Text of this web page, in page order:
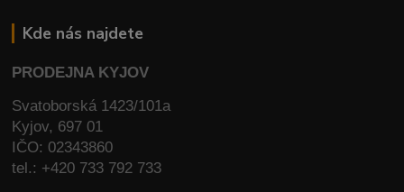
Kde nás najdete
PRODEJNA KYJOV
Svatoborská 1423/101a
Kyjov, 697 01
IČO: 02343860
tel.: +420 733 792 733